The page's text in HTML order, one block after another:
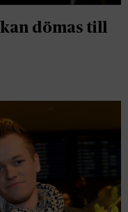
dömas till